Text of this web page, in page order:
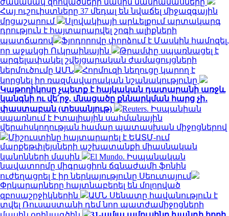
Հայ ուշուիստները 37 մեդալ են նվաճել միջազգային
մրցաշարում
Սլովակիայի արևելքում արտակարգ
դրություն է հայտարարվել շոգի ալիքների
պատճառով
Ֆյոդորովը փորձում է Մասկին համոզել,
որ աջակցի Ուկրաինային
Թրամփը սպառնացել է
արգելափակել շվեյցարական ժամացույցների
ներմուծումը ԱՄՆ
Հորմուզի նեղուցը կարող է
կորցնել իր ռազմավարական նշանակությունը
Կաթողիկոսը չպետք է հայկական դատարանի առջև
կանգնի ու վե՛րջ, մնացածը քննարկման հարց չի․
փաստաբան (տեսանյութ)
Reuters. Իսպանիան
սպառնում է Իտալիային սահմանային
վերահսկողության համար պատասխան միջոցներով
Միշուստինը հայտարարել է ԵԱՏՄ-ում
մարքեթփլեյսների աշխատանքի միասնական
կանոնների մասին
El Mundo. Իսպանական
նավատորմը միգրացիոն ճգնաժամի ֆոնին
ուժեղացրել է իր ներկայությունը Սեուտայում
Փրկարարները հայտնաբերել են մոլորված
զբոսաշրջիկներին
ԱՄՆ Սենատը հավանություն է
տվել Ռուսաստանի դեմ նոր պատժամիջոցների